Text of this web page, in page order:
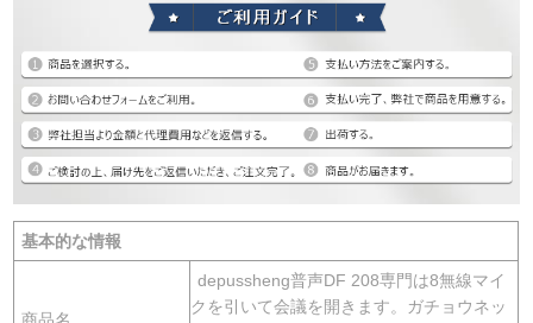
基本的な情報
depussheng普声DF 208専門は8無線マイ
クを引いて会議を開きます。ガチョウネッ